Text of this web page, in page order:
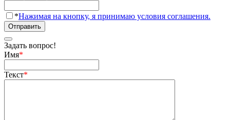
*Нажимая на кнопку, я принимаю условия соглашения.
Отправить
Задать вопрос!
Имя*
Текст*